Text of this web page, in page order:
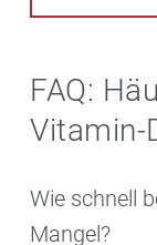
FAQ:
Vitamin-
Wie schnell
Mangel?